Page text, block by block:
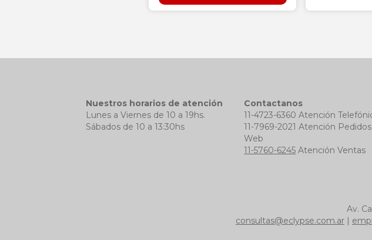
Nuestros horarios de atención
Lunes a Viernes de 10 a 19hs.
Sábados de 10 a 13:30hs
Contactanos
11-4723-6360 Atención
11-7969-2021 Atención Pedidos
Web
11-5760-6245 Atención Ventas
Av.
consultas@eclypse.com.ar |